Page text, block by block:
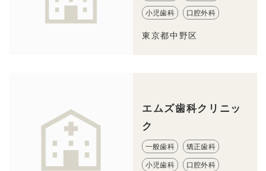
小児歯科 口腔外科
東京都中野区
エムズ歯科クリニッ
ク
一般歯科 矯正歯科
小児歯科 口腔外科